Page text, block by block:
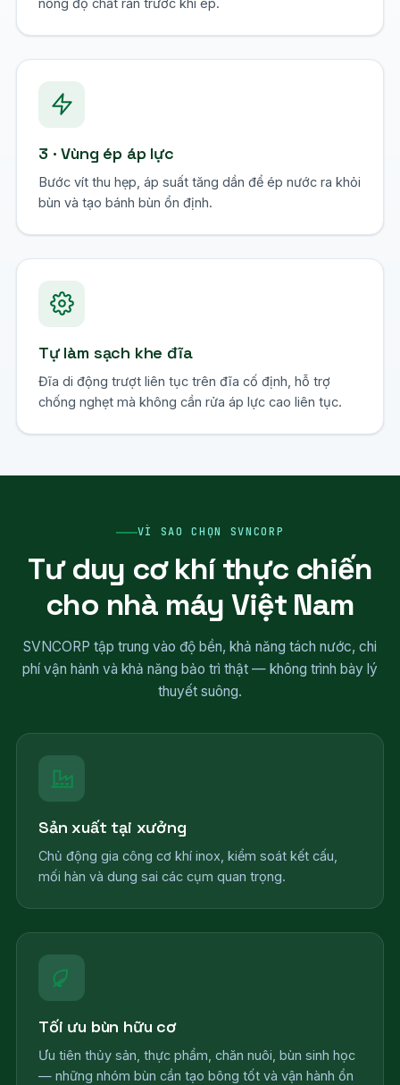
3 · Vùng ép áp lực
Bước vít thu hẹp, áp suất tăng dần để ép nước ra khỏi
bùn và tạo bánh bùn ổn định.
Tự làm sạch khe đĩa
Đĩa di động trượt liên tục trên đĩa cố định, hỗ trợ
chống nghẹt mà không cần rửa áp lực cao liên tục.
VÌ SAO CHỌN SVNCORP
Tư duy cơ khí thực chiến
cho nhà máy Việt Nam
SVNCORP tập trung vào độ bền, khả năng tách nước, chi
phí vận hành và khả năng bảo trì thật — không trình bày lý
thuyết suông.
Sản xuất tại xưởng
Chủ động gia công cơ khí inox, kiểm soát kết cấu,
mối hàn và dung sai các cụm quan trọng.
Tối ưu bùn hữu cơ
Ưu tiên thủy sản, thực phẩm, chăn nuôi, bùn sinh học
— những nhóm bùn cần tạo bông tốt và vận hành ổn